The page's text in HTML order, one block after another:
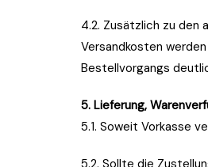
4.2. Zusätzlich zu den
Versandkosten
Bestellvorgangs
5. Lieferung,
5.1. Soweit Vorkasse
5.2. Sollte die